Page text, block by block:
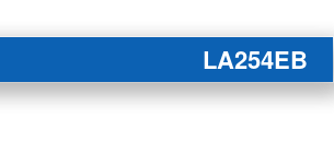
LA254EB